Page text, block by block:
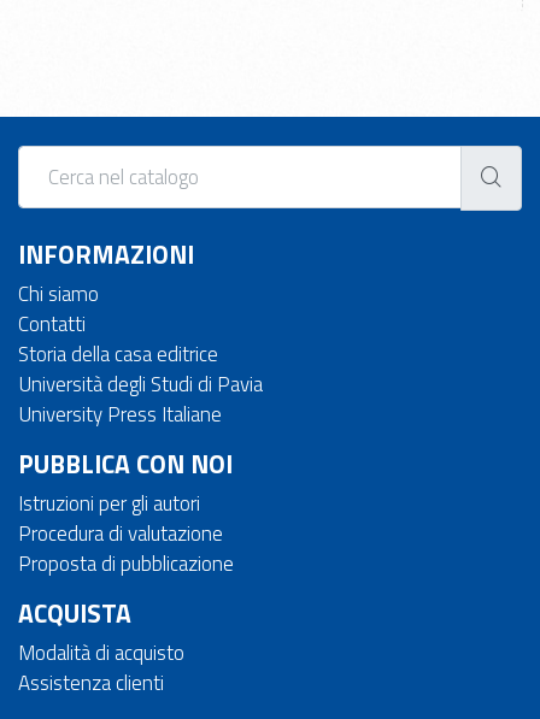
INFORMAZIONI
Chi siamo
Contatti
Storia della casa editrice
Università degli Studi di Pavia
University Press Italiane
PUBBLICA CON NOI
Istruzioni per gli autori
Procedura di valutazione
Proposta di pubblicazione
ACQUISTA
Modalità di acquisto
Assistenza clienti